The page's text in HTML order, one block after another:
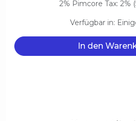
2% Pimcore Tax: 2%
Verfügbar in:
In den